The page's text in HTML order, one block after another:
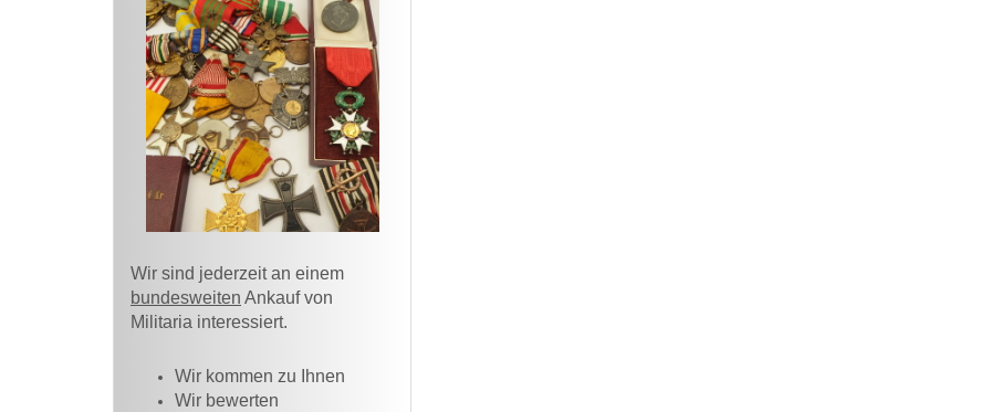
Wir sind jederzeit an einem
bundesweiten Ankauf von
Militaria interessiert.
Wir kommen zu Ihnen​
Wir bewerten